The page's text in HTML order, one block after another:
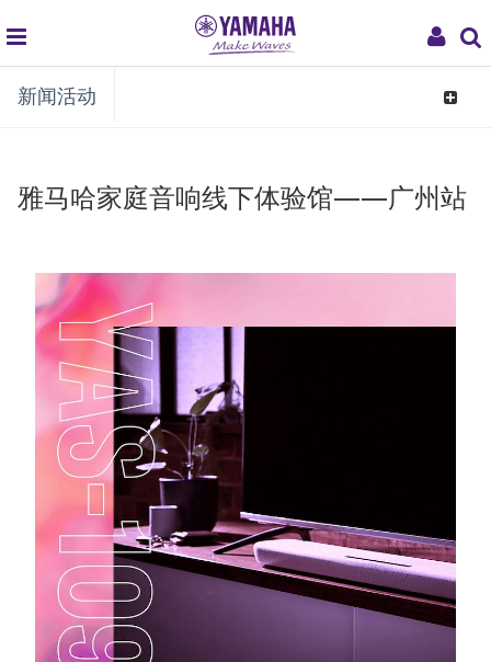
My
global
navigation
新闻活动
Toggle
雅马哈家庭音响线下体验馆——广州站